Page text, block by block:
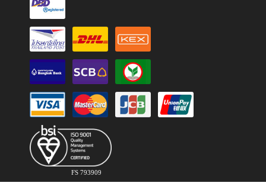
FS 793909